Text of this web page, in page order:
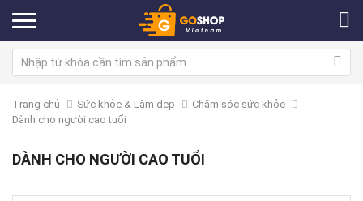
Trang chủ Sức khỏe & Làm đẹp
Chăm sóc sức khỏe
Dành cho người cao tuổi
DÀNH CHO NGƯỜI CAO TUỔI